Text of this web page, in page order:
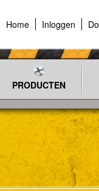
Home Inloggen
PRODUCTEN